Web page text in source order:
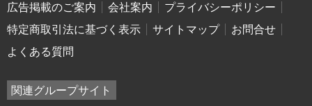
広告掲載のご案内
会社案内
プライバシーポリシー
特定商取引法に基づく表示
サイトマップ
お問合せ
よくある質問
関連グループサイト